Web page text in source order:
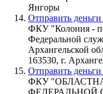
Янгоры
Отправить деньги
ФКУ "Колония -
Федеральной
Архангельской
163530, г.
Отправить деньги
ФКУ
ФЕДЕРАЛЬНОЙ